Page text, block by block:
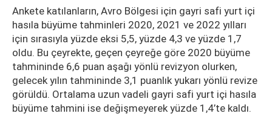
Ankete katılanların, Avro Bölgesi için gayri safi yurt içi
hasıla büyüme tahminleri 2020, 2021 ve 2022 yılları
için sırasıyla yüzde eksi 5,5, yüzde 4,3 ve yüzde 1,7
oldu. Bu çeyrekte, geçen çeyreğe göre 2020 büyüme
tahmininde 6,6 puan aşağı yönlü revizyon olurken,
gelecek yılın tahmininde 3,1 puanlık yukarı yönlü revize
görüldü. Ortalama uzun vadeli gayri safi yurt içi hasıla
büyüme tahmini ise değişmeyerek yüzde 1,4’te kaldı.